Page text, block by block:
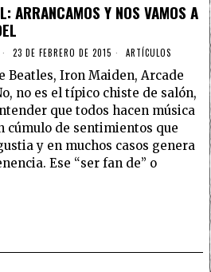
ARRANCAMOS Y NOS VAMOS A
23 DE FEBRERO DE 2015 ARTÍCULOS
Beatles, Iron Maiden, Arcade
no es el típico chiste de salón,
que todos hacen música
cúmulo de sentimientos que
y en muchos casos genera
Ese “ser fan de” o